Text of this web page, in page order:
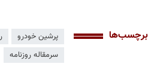
برچسب‌ها پرشین خودرو
سرمقاله روزنامه